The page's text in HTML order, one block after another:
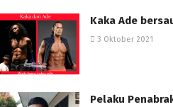
Kaka Ade
3 Oktober 2021
Pelaku